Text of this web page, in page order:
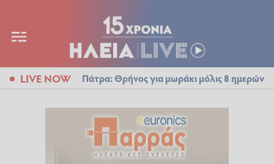
LIVE NOW Πάτρα: Θρήνος για μωράκι μόλις 8 ημερών